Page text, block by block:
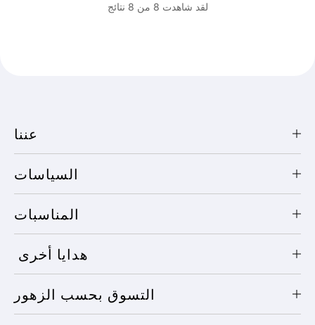
لقد شاهدت 8 من 8 نتائج
عننا
السياسات
المناسبات